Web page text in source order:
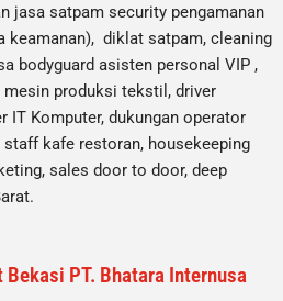
jasa satpam security pengamanan
keamanan), diklat satpam, cleaning
bodyguard asisten personal VIP ,
produksi tekstil, driver
IT Komputer, dukungan operator
kafe restoran, housekeeping
sales door to door, deep
Bekasi PT. Bhatara Internusa